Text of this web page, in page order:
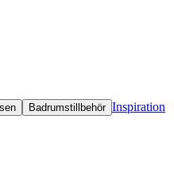
Badrumstillbehör Inspiration